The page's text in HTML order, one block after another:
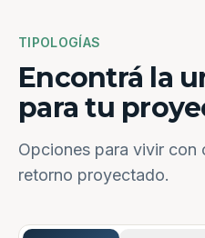
TIPOLOGÍAS
Encontrá la
para tu
Opciones para vivir
retorno proyectado.